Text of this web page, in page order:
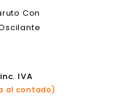
Con
inc. IVA
al contado)